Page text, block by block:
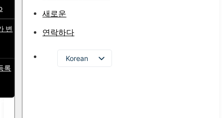
변
록
새로운
연락하다
Korean